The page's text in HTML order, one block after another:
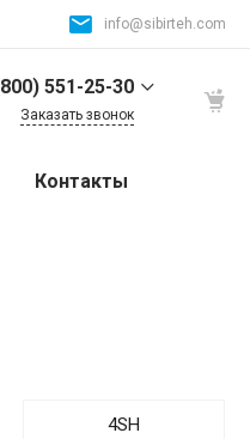
info@sibirteh.com
551-25-30
и СНГ
Заказать звонок
Контакты
4SH